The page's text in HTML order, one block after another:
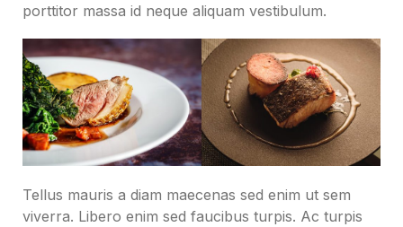
porttitor massa id neque aliquam vestibulum.
Tellus mauris a diam maecenas sed enim ut sem
viverra. Libero enim sed faucibus turpis. Ac turpis